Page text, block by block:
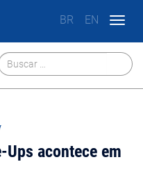
BR EN
Ups acontece em